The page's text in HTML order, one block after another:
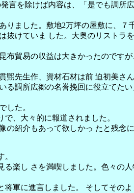
言を除けば内容は、「是でも調所広
ました。敷地2万坪の屋敷に、７
抜けていま した。大奥のリストラ
貿易の収益は大きかったのですが
先生作、資材石材は前 迫初美さん
調所広郷の名誉挽回に役立てた
した。
、大々的に報道されました。
紹介もあって欲しかっ たと残念に
楽し さを満喫しました。色々の
軍に進言しました。 そしてその